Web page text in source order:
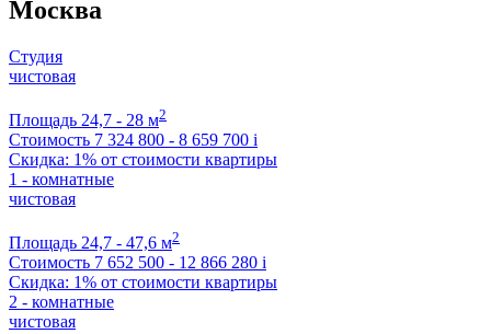
Москва
Студия
чистовая
Площадь 24,7 - 28 м2
Стоимость 7 324 800 - 8 659 700 i
Скидка: 1% от стоимости квартиры
1 - комнатные
чистовая
Площадь 24,7 - 47,6 м2
Стоимость 7 652 500 - 12 866 280 i
Скидка: 1% от стоимости квартиры
2 - комнатные
чистовая